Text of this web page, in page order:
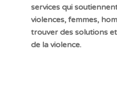
services qui
violences, femmes,
trouver des solutions
de la violence.